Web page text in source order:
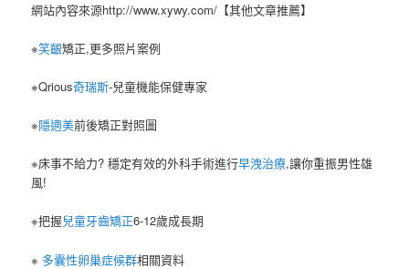
網站內容來源http://www.xywy.com/【其他文章推薦】
※笑齦矯正,更多照片案例
※Qrious奇瑞斯-兒童機能保健專家
※隱適美前後矯正對照圖
※床事不給力? 穩定有效的外科手術進行早洩治療,讓你重振男性雄
風!
※把握兒童牙齒矯正6-12歲成長期
※ 多囊性卵巢症候群相關資料